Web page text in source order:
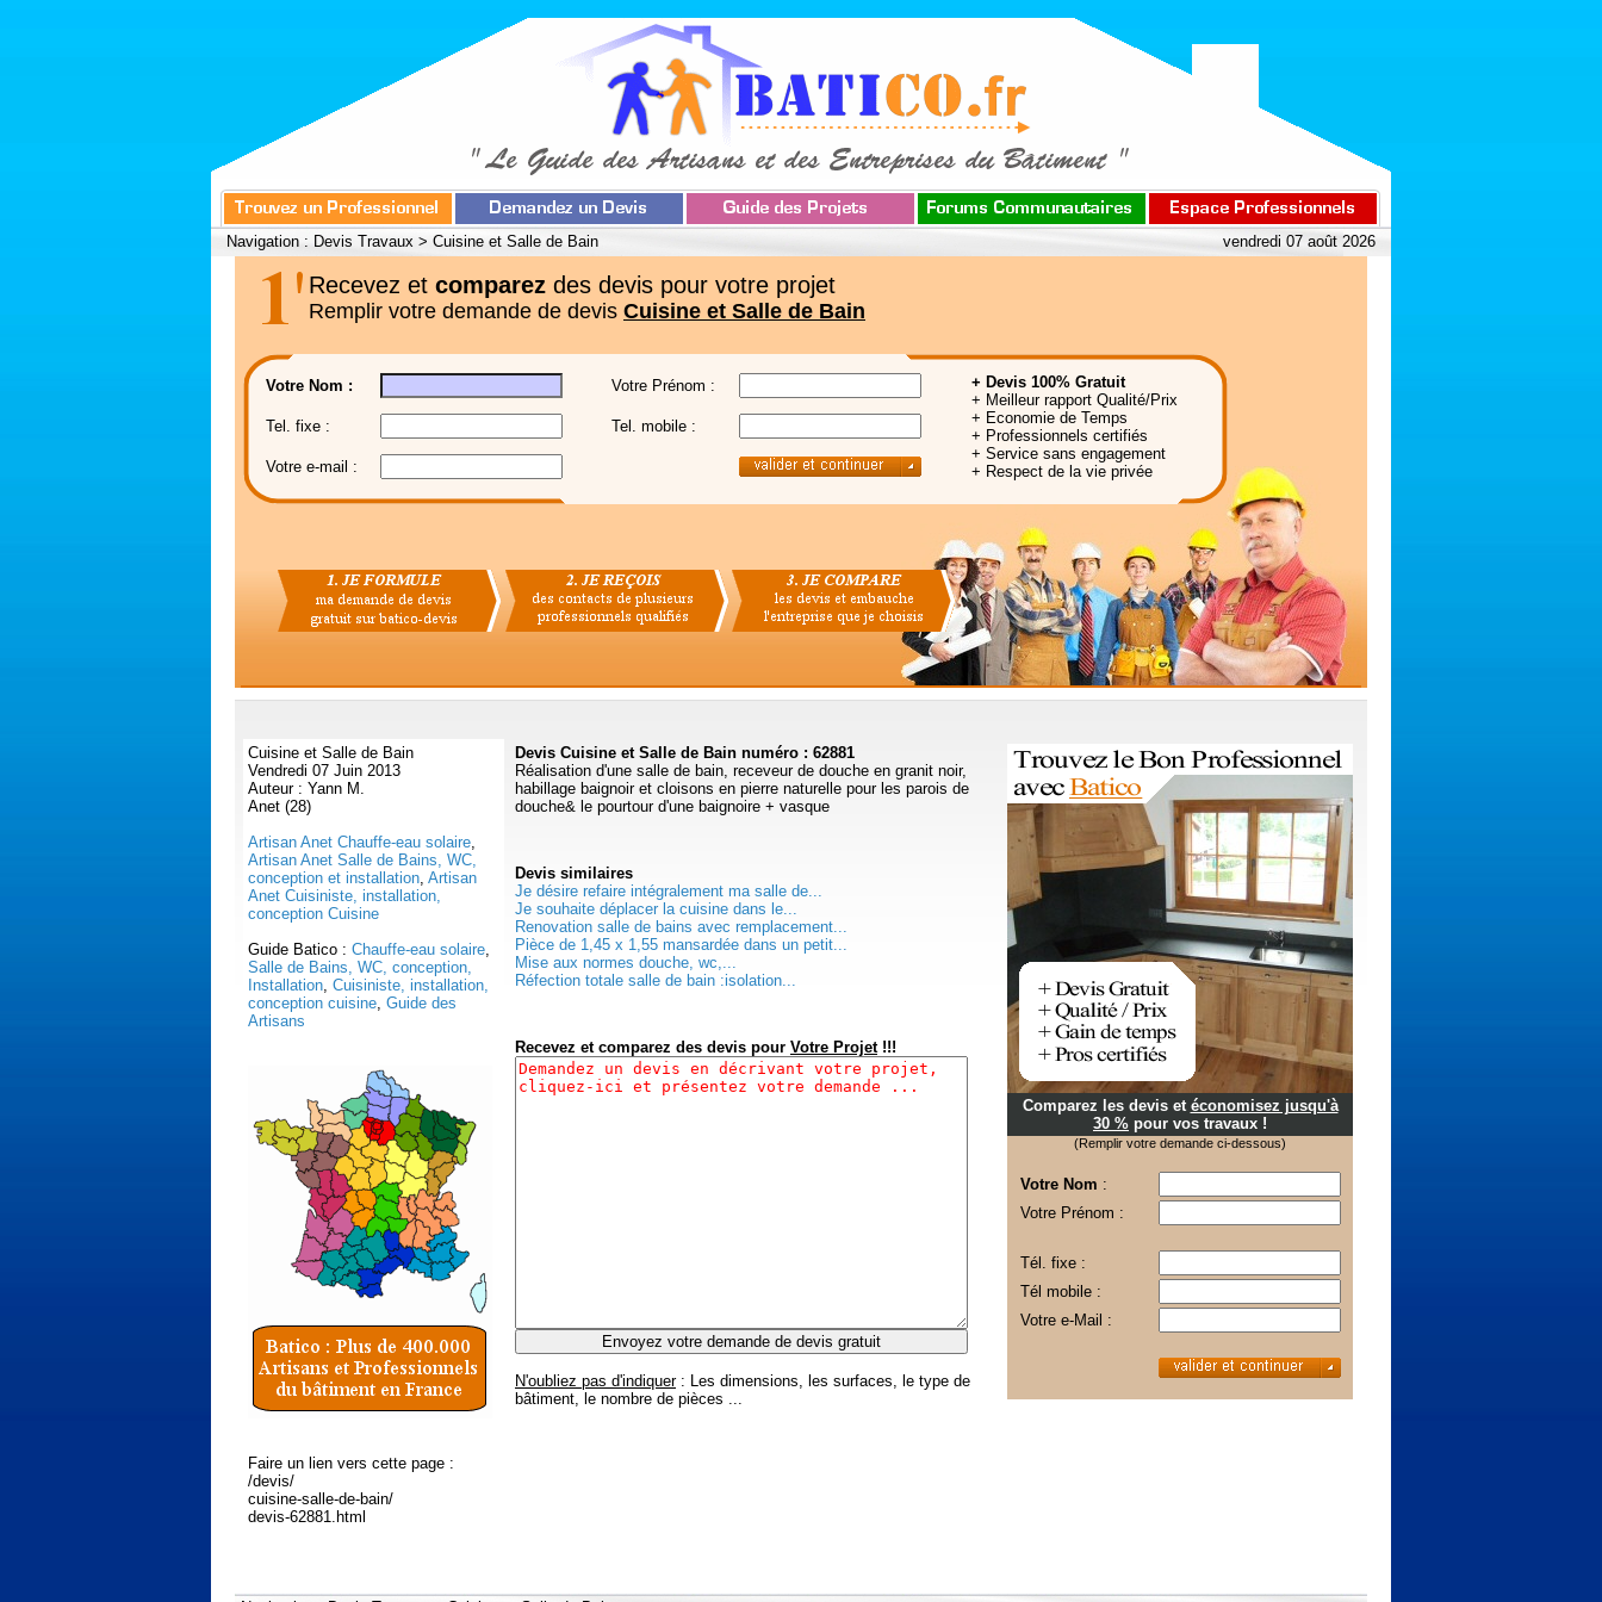
Navigation : Devis Travaux > Cuisine et Salle de Bain vendredi 07 août 2026
Recevez et comparez des devis pour votre projet
Remplir votre demande de devis Cuisine et Salle de Bain
Votre Nom : Votre Prénom :
+ Devis 100% Gratuit
+ Meilleur rapport Qualité/Prix
+ Economie de Temps
+ Professionnels certifiés
+ Service sans engagement
+ Respect de la vie privée
Tel. fixe : Tel. mobile :
Votre e-mail :
Cuisine et Salle de Bain
Vendredi 07 Juin 2013
Auteur : Yann M.
Anet (28)
Artisan Anet Chauffe-eau solaire,
Artisan Anet Salle de Bains, WC,
conception et installation, Artisan
Anet Cuisiniste, installation,
conception Cuisine
Guide Batico : Chauffe-eau solaire,
Salle de Bains, WC, conception,
Installation, Cuisiniste, installation,
conception cuisine, Guide des
Artisans
Faire un lien vers cette page :
/devis/
cuisine-salle-de-bain/
devis-62881.html
Devis Cuisine et Salle de Bain numéro : 62881
Réalisation d'une salle de bain, receveur de douche en granit noir,
habillage baignoir et cloisons en pierre naturelle pour les parois de
douche& le pourtour d'une baignoire + vasque
Devis similaires
Je désire refaire intégralement ma salle de...
Je souhaite déplacer la cuisine dans le...
Renovation salle de bains avec remplacement...
Pièce de 1,45 x 1,55 mansardée dans un petit...
Mise aux normes douche, wc,...
Réfection totale salle de bain :isolation...
Recevez et comparez des devis pour Votre Projet!!!
N'oubliez pas d'indiquer: Les dimensions, les surfaces, le type de
bâtiment, le nombre de pièces ...
Comparez les devis et économisez jusqu'à
30 % pour vos travaux !
(Remplir votre demande ci-dessous)
Votre Nom :
Votre Prénom :
Tél. fixe :
Tél mobile :
Votre e-Mail :